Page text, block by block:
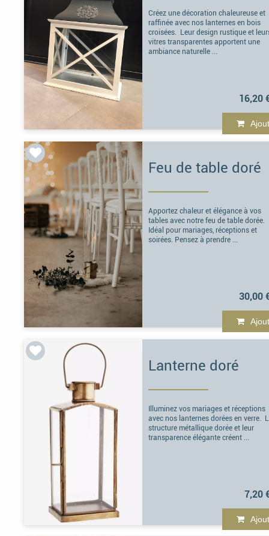
Créez une décoration chaleureuse et
raffinée avec nos lanternes en bois
croisées. Leur design rustique et
vitres transparentes apportent une
ambiance naturelle ...
16,20
Feu de table doré
Apportez chaleur et élégance à vos
tables avec notre feu de table dorée.
Idéal pour mariages, réceptions et
soirées. Pensez à prendre ...
30,00
Lanterne doré
Illuminez vos mariages et réceptions
avec nos lanternes dorées en verre.
structure métallique dorée et leur
transparence élégante créent ...
7,20